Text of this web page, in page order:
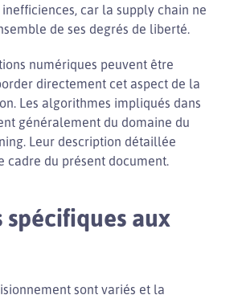
car la supply chain ne
de ses degrés de liberté.
numériques peuvent être
directement cet aspect de la
Les algorithmes impliqués dans
généralement du domaine du
Leur description détaillée
cadre du présent document.
spécifiques aux
sont variés et la